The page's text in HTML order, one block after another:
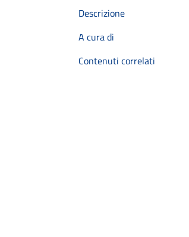
Descrizione
A cura di
Contenuti correlati